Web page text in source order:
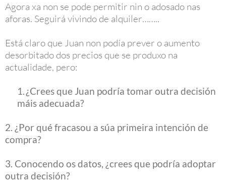
Agora xa non se pode permitir nin o adosado nas
aforas. Seguirá vivindo de alquiler……..
Está claro que Juan non podía prever o aumento
desorbitado dos precios que se produxo na
actualidade, pero:
1.¿Crees que Juan podría tomar outra decisión
máis adecuada?
2. ¿Por qué fracasou a súa primeira intención de
compra?
3. Conocendo os datos, ¿crees que podría adoptar
outra decisión?